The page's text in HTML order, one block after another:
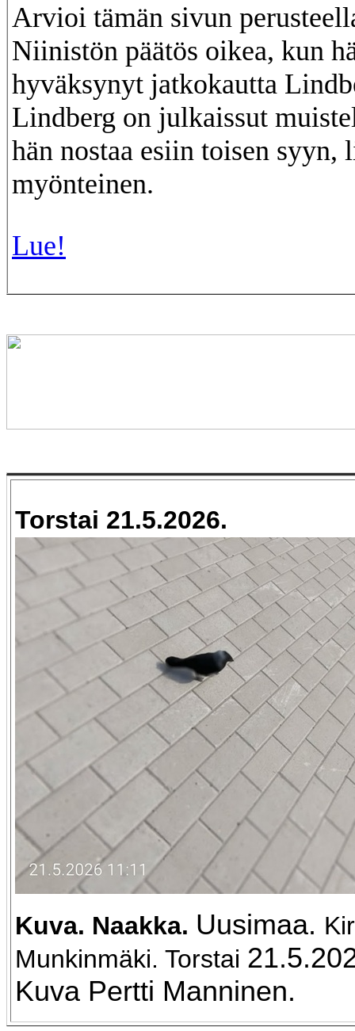
Arvioi tämän sivun
Niinistön päätös oikea, kun
hyväksynyt jatkokautta
Lindberg on julkaissut
hän nostaa esiin toisen syyn,
myönteinen.
Lue!
Torstai 21.5.2026.
Kuva. Naakka. Uusimaa.
Munkinmäki. Torstai
Kuva Pertti Manninen.